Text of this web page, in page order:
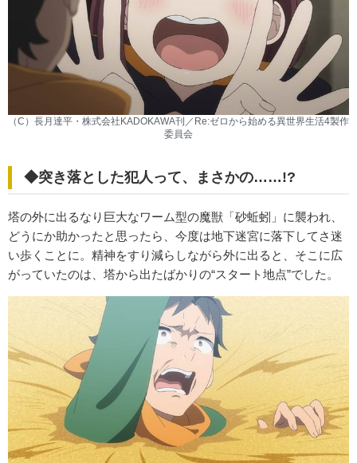
（C）長月達平・株式会社KADOKAWA刊／Re:ゼロから始める異世界生活4製作
委員会
◆突き落とした犯人って、まさかの……!?
塔の外に出るなり巨大なワーム型の魔獣「砂蚯蚓」に襲われ、
どうにか助かったと思ったら、今度は地下迷宮に落下してさ迷
い歩くことに。精神をすり減らしながら外に出ると、そこに広
がっていたのは、塔から出たばかりの“スタート地点”でした。